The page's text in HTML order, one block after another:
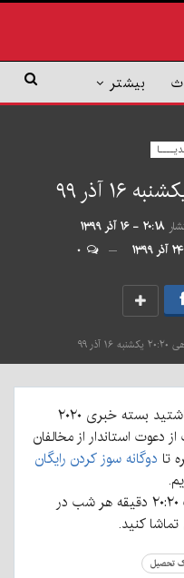
بیشتر
۲۰:۱۸ - ۱۶ آذر ۱۳۹۹
۰
آذر ۹۹
اگر امروز هم فرصت مرور اخبار را نداشتید بسته خبری ۲۰۲۰
استاندار از مخالفان
تا دوگانه سوز کردن رایگان
اخبار شبانگاهی «کرمان نو» را ساعت ۲۰:۲۰ دقیقه هر شب در
کنید.
تحصیل